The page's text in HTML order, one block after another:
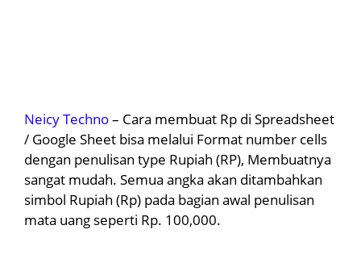
Neicy Techno– Cara membuat Rp di Spreadsheet
/ Google Sheet bisa melalui Format number cells
dengan penulisan type Rupiah (RP), Membuatnya
sangat mudah. Semua angka akan ditambahkan
simbol Rupiah (Rp) pada bagian awal penulisan
mata uang seperti Rp. 100,000.